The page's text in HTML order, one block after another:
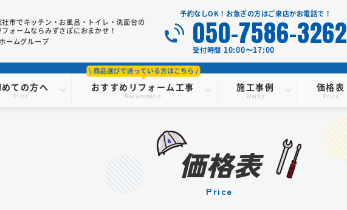
社市でキッチン・お風呂・トイレ・洗面台の
ォームならみずさぽにおまかせ！
ームグループ
ての方へ
First
おすすめリフォーム工事
Recommend
施工事例
Works
価格表
Price
予約なしOK！お急ぎの方はご来店かお電話で！
050-7586-3262
受付時間 10:00〜17:00
価格表
price